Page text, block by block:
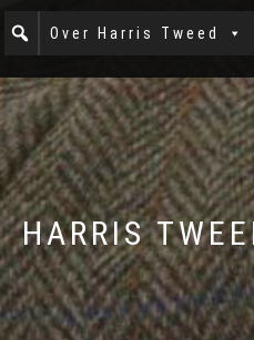
Over Harris Tweed
HARRIS